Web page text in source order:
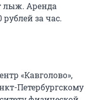
лыж. Аренда
за час.
«Кавголово»,
Петербургскому